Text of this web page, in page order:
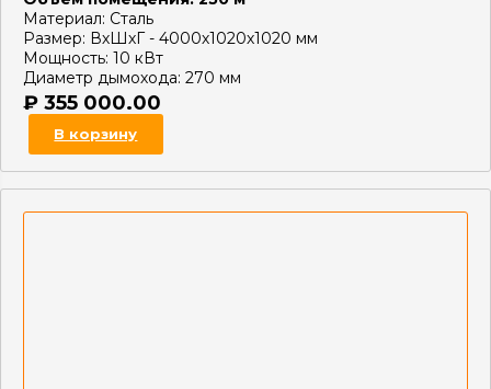
Материал: Сталь
Размер: ВхШхГ - 4000х1020х1020 мм
Мощность: 10 кВт
Диаметр дымохода: 270 мм
₽ 355 000.00
В корзину